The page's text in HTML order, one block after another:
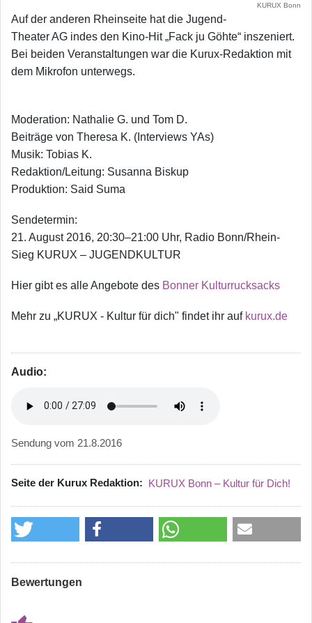
KURUX Bonn
Auf der anderen Rheinseite hat die Jugend-
Theater AG indes den Kino-Hit „Fack ju Göhte“ inszeniert.
Bei beiden Veranstaltungen war die Kurux-Redaktion mit
dem Mikrofon unterwegs.
Moderation: Nathalie G. und Tom D.
Beiträge von Theresa K. (Interviews YAs)
Musik: Tobias K.
Redaktion/Leitung: Susanna Biskup
Produktion: Said Suma
Sendetermin:
21. August 2016, 20:30–21:00 Uhr, Radio Bonn/Rhein-
Sieg KURUX – JUGENDKULTUR
Hier gibt es alle Angebote des Bonner Kulturrucksacks
Mehr zu „KURUX - Kultur für dich" findet ihr auf kurux.de
Audio:
Sendung vom 21.8.2016
Seite der Kurux Redaktion KURUX Bonn – Kultur für Dich!
Bewertungen